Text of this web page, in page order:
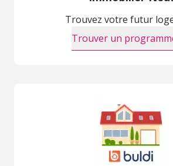
Trouvez votre futur
Trouver un